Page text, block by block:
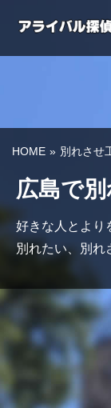
HOME 別れさせ
広島で
好きな人とより
別れたい、別れ